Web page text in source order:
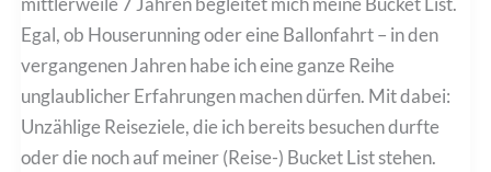
Egal, ob Houserunning oder eine Ballonfahrt – in den
vergangenen Jahren habe ich eine ganze Reihe
unglaublicher Erfahrungen machen dürfen. Mit dabei:
Unzählige Reiseziele, die ich bereits besuchen durfte
oder die noch auf meiner (Reise-) Bucket List stehen.